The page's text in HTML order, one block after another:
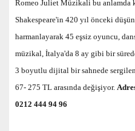
Romeo Juliet Müzikali bu anlamda
Shakespeare'in 420 yıl önceki
harmanlayarak 45 eşsiz oyuncu,
müzikal, İtalya'da 8 ay gibi bir
3 boyutlu dijital bir sahnede
67- 275 TL arasında değişiyor.
0212 444 94 96